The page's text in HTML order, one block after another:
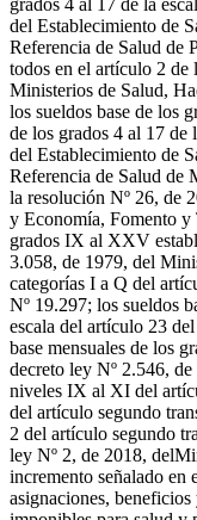
grados 4 al 17 de la
del Establecimiento de
Referencia de Salud de
todos en el artículo 2 de
Ministerios de Salud,
los sueldos base de los
de los grados 4 al 17 de
del Establecimiento de
Referencia de Salud de
la resolución Nº 26, de
y Economía, Fomento y
grados IX al XXV
3.058, de 1979, del
categorías I a Q del
Nº 19.297; los sueldos
escala del artículo 23
base mensuales de los
decreto ley Nº 2.546,
niveles IX al XI del
del artículo segundo
2 del artículo segundo
ley Nº 2, de 2018,
incremento señalado en
asignaciones,